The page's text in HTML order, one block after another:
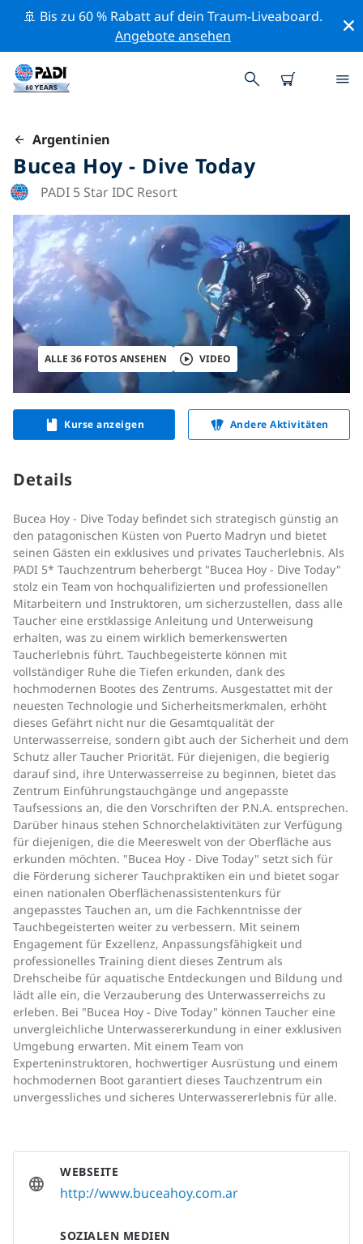
🚢 Bis zu 60 % Rabatt auf dein Traum-Liveaboard.
Angebote ansehen
Argentinien
Bucea Hoy - Dive Today
PADI 5 Star IDC Resort
ALLE 36 FOTOS ANSEHEN VIDEO
Kurse anzeigen Andere Aktivitäten
Details
Bucea Hoy - Dive Today befindet sich strategisch günstig an
den patagonischen Küsten von Puerto Madryn und bietet
seinen Gästen ein exklusives und privates Taucherlebnis. Als
PADI 5* Tauchzentrum beherbergt "Bucea Hoy - Dive Today"
stolz ein Team von hochqualifizierten und professionellen
Mitarbeitern und Instruktoren, um sicherzustellen, dass alle
Taucher eine erstklassige Anleitung und Unterweisung
erhalten, was zu einem wirklich bemerkenswerten
Taucherlebnis führt. Tauchbegeisterte können mit
vollständiger Ruhe die Tiefen erkunden, dank des
hochmodernen Bootes des Zentrums. Ausgestattet mit der
neuesten Technologie und Sicherheitsmerkmalen, erhöht
dieses Gefährt nicht nur die Gesamtqualität der
Unterwasserreise, sondern gibt auch der Sicherheit und dem
Schutz aller Taucher Priorität. Für diejenigen, die begierig
darauf sind, ihre Unterwasserreise zu beginnen, bietet das
Zentrum Einführungstauchgänge und angepasste
Taufsessions an, die den Vorschriften der P.N.A. entsprechen.
Darüber hinaus stehen Schnorchelaktivitäten zur Verfügung
für diejenigen, die die Meereswelt von der Oberfläche aus
erkunden möchten. "Bucea Hoy - Dive Today" setzt sich für
die Förderung sicherer Tauchpraktiken ein und bietet sogar
einen nationalen Oberflächenassistentenkurs für
angepasstes Tauchen an, um die Fachkenntnisse der
Tauchbegeisterten weiter zu verbessern. Mit seinem
Engagement für Exzellenz, Anpassungsfähigkeit und
professionelles Training dient dieses Zentrum als
Drehscheibe für aquatische Entdeckungen und Bildung und
lädt alle ein, die Verzauberung des Unterwasserreichs zu
erleben. Bei "Bucea Hoy - Dive Today" können Taucher eine
unvergleichliche Unterwassererkundung in einer exklusiven
Umgebung erwarten. Mit einem Team von
Experteninstruktoren, hochwertiger Ausrüstung und einem
hochmodernen Boot garantiert dieses Tauchzentrum ein
unvergessliches und sicheres Unterwassererlebnis für alle.
WEBSEITE
http://www.buceahoy.com.ar
SOZIALEN MEDIEN